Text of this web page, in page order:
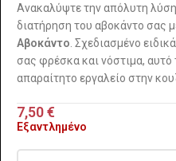
Ανακαλύψτε την απόλυτη
διατήρηση του αβοκάντο σας
Αβοκάντο . Σχεδιασμένο
σας φρέσκα και νόστιμα,
απαραίτητο εργαλείο στην
7,50€
Εξαντλημένο